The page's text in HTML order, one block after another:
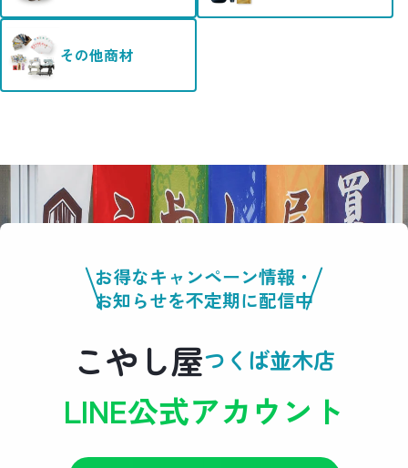
その他商材
お得なキャンペーン情報・
お知らせを不定期に配信中
こやし屋つくば並木店
LINE公式アカウント